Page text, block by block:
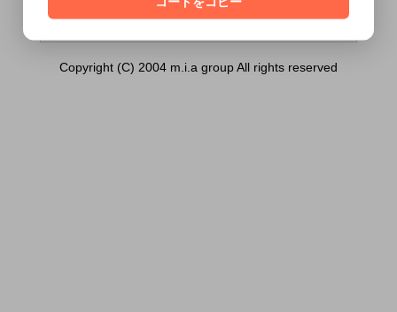
Copyright (C) 2004 m.i.a group All rights reserved